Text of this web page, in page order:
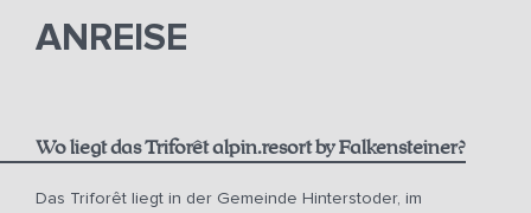
ANREISE
Wo liegt das Triforêt alpin.resort by Falkensteiner?
Das Triforêt liegt in der Gemeinde Hinterstoder, im